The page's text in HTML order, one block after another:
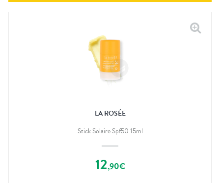
LA ROSÉE
Stick Solaire Spf50 15ml
12,90€